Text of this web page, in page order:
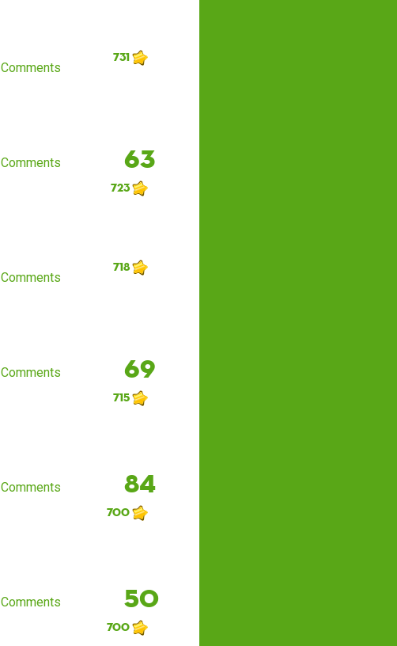
Comments
731
Comments 63
723
Comments
718
Comments 69
715
Comments 84
700
Comments 50
700